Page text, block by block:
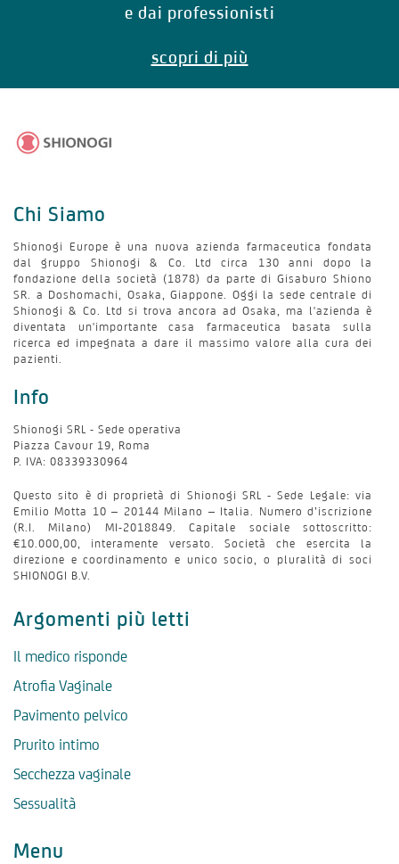
e dai professionisti
scopri di più
Chi Siamo
Shionogi Europe è una nuova azienda farmaceutica fondata
dal gruppo Shionogi & Co. Ltd circa 130 anni dopo la
fondazione della società (1878) da parte di Gisaburo Shiono
SR. a Doshomachi, Osaka, Giappone. Oggi la sede centrale di
Shionogi & Co. Ltd si trova ancora ad Osaka, ma l'azienda è
diventata un'importante casa farmaceutica basata sulla
ricerca ed impegnata a dare il massimo valore alla cura dei
pazienti.
Info
Shionogi SRL - Sede operativa
Piazza Cavour 19, Roma
P. IVA: 08339330964
Questo sito è di proprietà di Shionogi SRL - Sede Legale: via
Emilio Motta 10 – 20144 Milano – Italia. Numero d’iscrizione
(R.I. Milano) MI-2018849. Capitale sociale sottoscritto:
€10.000,00, interamente versato. Società che esercita la
direzione e coordinamento e unico socio, o pluralità di soci
SHIONOGI B.V.
Argomenti più letti
Il medico risponde
Atrofia Vaginale
Pavimento pelvico
Prurito intimo
Secchezza vaginale
Sessualità
Menu